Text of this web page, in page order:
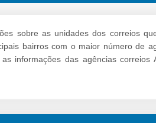
sobre as unidades dos correios
bairros com o maior número de
informações das agências correios